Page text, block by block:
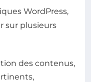
WordPress,
sur plusieurs
des contenus,